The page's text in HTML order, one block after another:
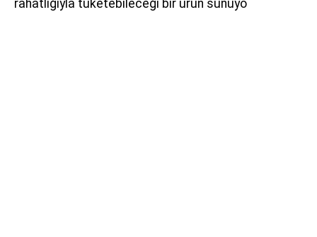
rahatlığıyla tüketebileceği bir ürün sunuyo